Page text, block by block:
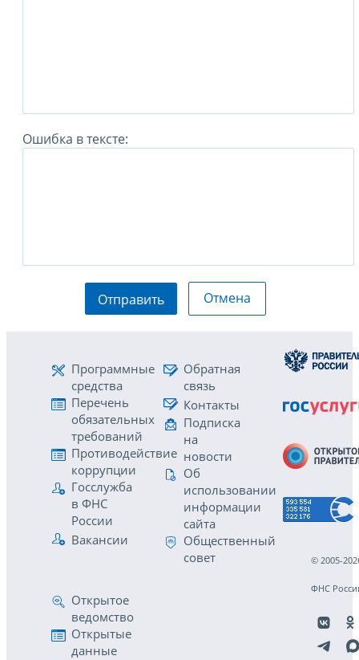
Ошибка в тексте:
Отправить Отмена
Программные
средства
Перечень
обязательных
требований
Противодействие
коррупции
Госслужба
в ФНС
России
Вакансии
Обратная
связь
Контакты
Подписка
на
новости
Об
использовании
информации
сайта
Общественный
совет
Открытое
ведомство
Открытые
данные
© 2005-
ФНС